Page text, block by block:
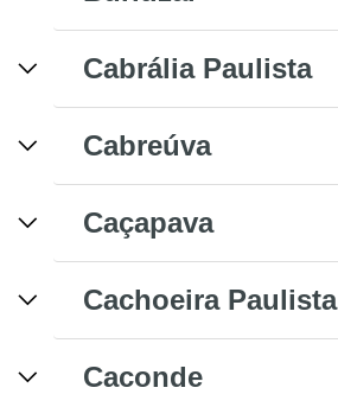
Cabrália Paulista
Cabreúva
Caçapava
Cachoeira Paulista
Caconde